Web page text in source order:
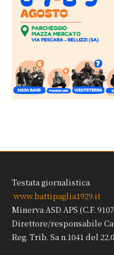
Testata giornalistica
www.battipaglia1929.it
Minerva ASD APS (C.F.
Direttore/responsabile
Reg. Trib. Sa n.1041 del